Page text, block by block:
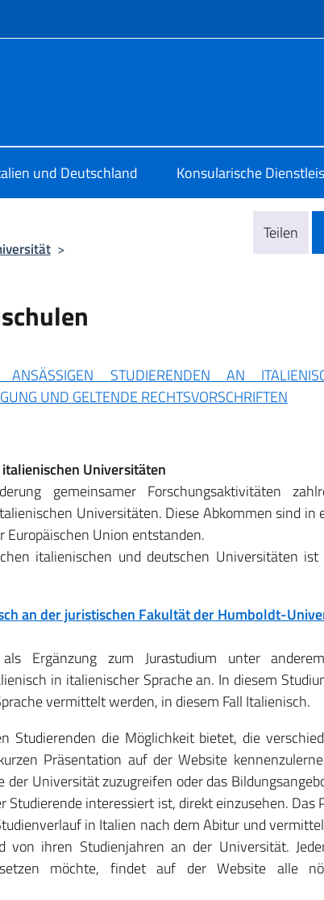
und Deutschland Konsularische
>
Teilen
STUDIERENDEN AN
UND GELTENDE RECHTSVORSCHRIFTEN
Universitäten
gemeinsamer Forschungsaktivitäten
Universitäten. Diese Abkommen sind in
Union entstanden.
italienischen und deutschen Universitäten ist
an der juristischen Fakultät der Humboldt-
Ergänzung zum Jurastudium unter
in italienischer Sprache an. In diesem
vermittelt werden, in diesem Fall Italienisch.
Studierenden die Möglichkeit bietet, die
Präsentation auf der Website
Universität zuzugreifen oder das
Studierende interessiert ist, direkt einzusehen. Das
in Italien nach dem Abitur und
von ihren Studienjahren an der Universität.
möchte, findet auf der Website alle